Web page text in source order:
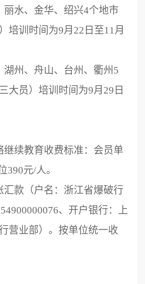
丽水、金华、绍兴4个地市
培训时间为9月22日至11月
湖州、舟山、台州、衢州5
大员）培训时间为9月29日
继续教育收费标准：会员单
390元/人。
汇款（户名：浙江省爆破行
、开户银行：上
营业部）。按单位统一收